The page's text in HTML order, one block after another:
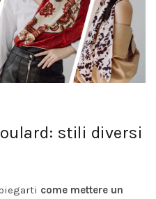
stili diversi
come mettere un